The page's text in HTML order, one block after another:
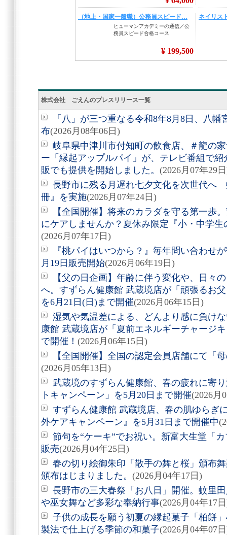
株式会社 ごえんのプレスリリース一覧
「八」が三つ重なる令和8年8月8日、八
布(2026月08年06日)
岐阜県中津川市付知町の飲食店、＃龍の
ー「縁起アップルパイ」が、テレビ番組で
販でも提供を開始しました。 (2026月07年29
長野市に残る月遅れ七夕文化を次世代へ
冊』を実施(2026月07年24日)
【全国開催】将来のカラダを守る第一歩
にケアしませんか？夏休み限定『小・中学
(2026月07年17日)
『桃パイはいつから？』毎年問い合わせ
月19日販売開始(2026月06年19日)
【父の日企画】年齢に伴う変化や、日々
へ。すずらん健康館 武蔵境店が「頑張るお
を6月21日(日)まで開催(2026月06年15日)
湿気や気温差による、どんより感に負け
康館 武蔵境店が「夏前エネルギーチャージ
で開催！ (2026月06年15日)
【全国開催】全国の認定会員店舗にて「
(2026月05年13日)
武蔵境のすずらん健康館、春の疲れに寄
トキャンペーン」を5月20日まで開催(2026月
すずらん健康館 武蔵境店、春の肌ゆらぎ
外ケアキャンペーン』を5月31日まで開催中
節句を“ケーキ”でお祝い。新富大生堂「
販売(2026月04年25日)
春の切り絵御朱印「散手の舞と桜」頒布
頒布はじまりました。 (2026月04年17日)
長野市の三大春祭「お八日」開催。蚊里
や巫女舞など多彩な奉納行事(2026月04年17
子供の成長を願う初夏の縁起菓子「柏餅
製法で仕上げる季節の和菓子(2026月04年07